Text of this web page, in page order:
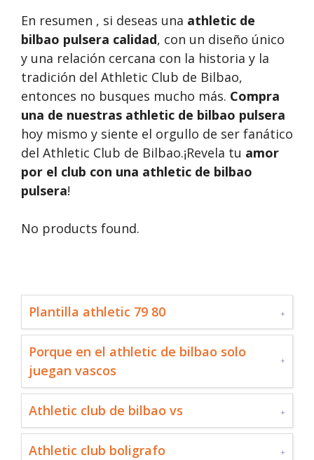
En resumen , si deseas una athletic de
bilbao pulsera calidad, con un diseño único
y una relación cercana con la historia y la
tradición del Athletic Club de Bilbao,
entonces no busques mucho más. Compra
una de nuestras athletic de bilbao pulsera
hoy mismo y siente el orgullo de ser fanático
del Athletic Club de Bilbao.¡Revela tu amor
por el club con una athletic de bilbao
pulsera!
No products found.
Plantilla athletic 79 80
Porque en el athletic de bilbao solo
juegan vascos
Athletic club de bilbao vs
Athletic club boligrafo